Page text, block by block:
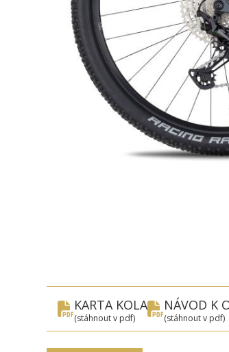
KARTA KOLA
(stáhnout v pdf)
NÁVOD K
(stáhnout v pdf)